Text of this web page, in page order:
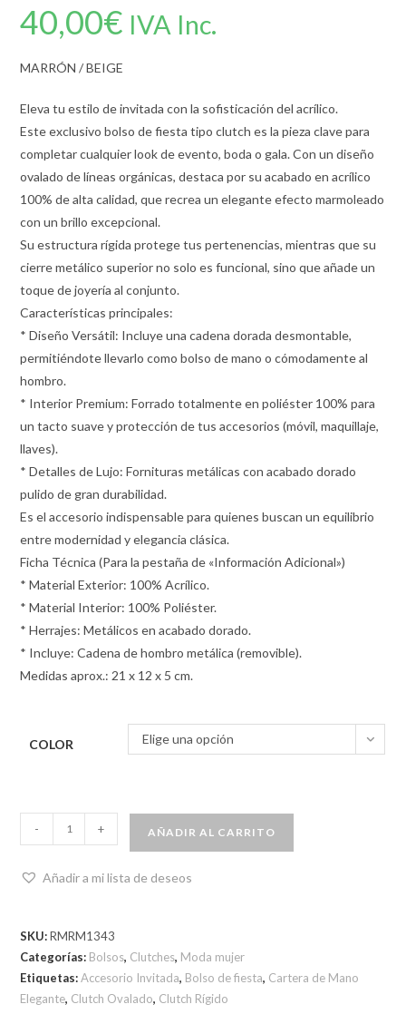
40,00€ IVA Inc.
MARRÓN / BEIGE
Eleva tu estilo de invitada con la sofisticación del acrílico.
Este exclusivo bolso de fiesta tipo clutch es la pieza clave para
completar cualquier look de evento, boda o gala. Con un diseño
ovalado de líneas orgánicas, destaca por su acabado en acrílico
100% de alta calidad, que recrea un elegante efecto marmoleado
con un brillo excepcional.
Su estructura rígida protege tus pertenencias, mientras que su
cierre metálico superior no solo es funcional, sino que añade un
toque de joyería al conjunto.
Características principales:
* Diseño Versátil: Incluye una cadena dorada desmontable,
permitiéndote llevarlo como bolso de mano o cómodamente al
hombro.
* Interior Premium: Forrado totalmente en poliéster 100% para
un tacto suave y protección de tus accesorios (móvil, maquillaje,
llaves).
* Detalles de Lujo: Fornituras metálicas con acabado dorado
pulido de gran durabilidad.
Es el accesorio indispensable para quienes buscan un equilibrio
entre modernidad y elegancia clásica.
Ficha Técnica (Para la pestaña de «Información Adicional»)
* Material Exterior: 100% Acrílico.
* Material Interior: 100% Poliéster.
* Herrajes: Metálicos en acabado dorado.
* Incluye: Cadena de hombro metálica (removible).
Medidas aprox.: 21 x 12 x 5 cm.
COLOR Elige una opción
- + AÑADIR AL CARRITO
Añadir a mi lista de deseos
SKU:RMRM1343
Categorías: Bolsos, Clutches, Moda mujer
Etiquetas:Accesorio Invitada, Bolso de fiesta, Cartera de Mano
Elegante, Clutch Ovalado, Clutch Rígido